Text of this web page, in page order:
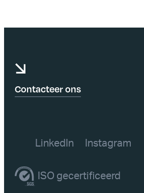
Contacteer ons
ISO gecertificeerd
LinkedIn Instagram